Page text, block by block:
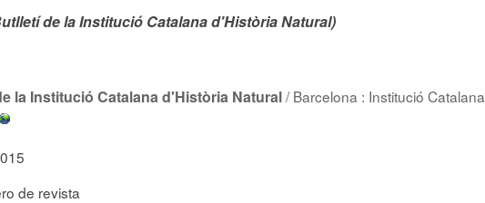
de la Institució Catalana d'Història Natural)
la Institució Catalana d'Història Natural/ Barcelona : Institució Catalana
de revista